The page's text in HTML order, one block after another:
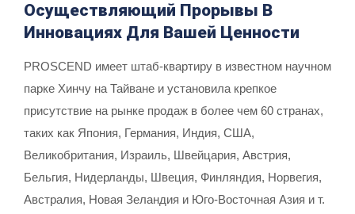
Осуществляющий Прорывы В
Инновациях Для Вашей Ценности
PROSCEND имеет штаб-квартиру в известном научном
парке Хинчу на Тайване и установила крепкое
присутствие на рынке продаж в более чем 60 странах,
таких как Япония, Германия, Индия, США,
Великобритания, Израиль, Швейцария, Австрия,
Бельгия, Нидерланды, Швеция, Финляндия, Норвегия,
Австралия, Новая Зеландия и Юго-Восточная Азия и т.